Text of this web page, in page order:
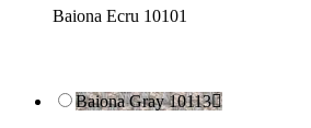
Baiona Ecru 10101
Baiona Gray 10113